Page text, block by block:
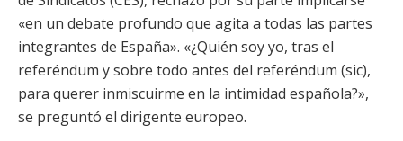
«en un debate profundo que agita a todas las partes
integrantes de España». «¿Quién soy yo, tras el
referéndum y sobre todo antes del referéndum (sic),
para querer inmiscuirme en la intimidad española?»,
se preguntó el dirigente europeo.